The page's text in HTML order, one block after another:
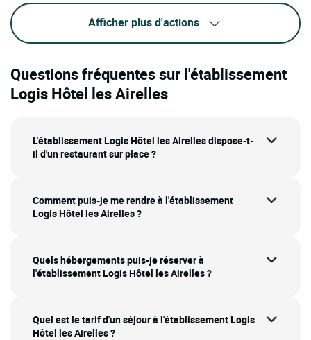
Afficher plus d'actions
Questions fréquentes sur l'établissement
Logis Hôtel les Airelles
L'établissement Logis Hôtel les Airelles dispose-t-
il d'un restaurant sur place ?
Comment puis-je me rendre à l'établissement
Logis Hôtel les Airelles ?
Quels hébergements puis-je réserver à
l'établissement Logis Hôtel les Airelles ?
Quel est le tarif d'un séjour à l'établissement Logis
Hôtel les Airelles ?